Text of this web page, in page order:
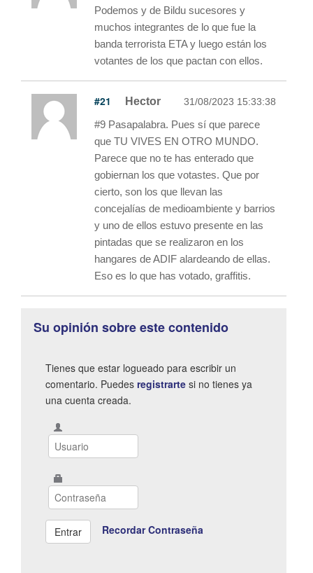
Podemos y de Bildu sucesores y
muchos integrantes de lo que fue la
banda terrorista ETA y luego están los
votantes de los que pactan con ellos.
#21 Hector 31/08/2023 15:33:38
#9 Pasapalabra. Pues sí que parece
que TU VIVES EN OTRO MUNDO.
Parece que no te has enterado que
gobiernan los que votastes. Que por
cierto, son los que llevan las
concejalías de medioambiente y barrios
y uno de ellos estuvo presente en las
pintadas que se realizaron en los
hangares de ADIF alardeando de ellas.
Eso es lo que has votado, graffitis.
Su opinión sobre este contenido
Tienes que estar logueado para escribir un
comentario. Puedes registrarte si no tienes ya
una cuenta creada.
Recordar Contraseña